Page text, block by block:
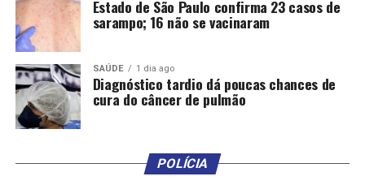
que tenta culpar a PM pela violência no país
DON'T MISS
Divisão antiatentado do DF prende homem que ameaçou
em rede social atacar Brasília
Estado de São Paulo confirma 23 casos de
sarampo; 16 não se vacinaram
SAÚDE 1 dia ago
Diagnóstico tardio dá poucas chances de
cura do câncer de pulmão
POLÍCIA